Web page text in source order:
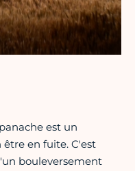
est un
en fuite. C'est
bouleversement